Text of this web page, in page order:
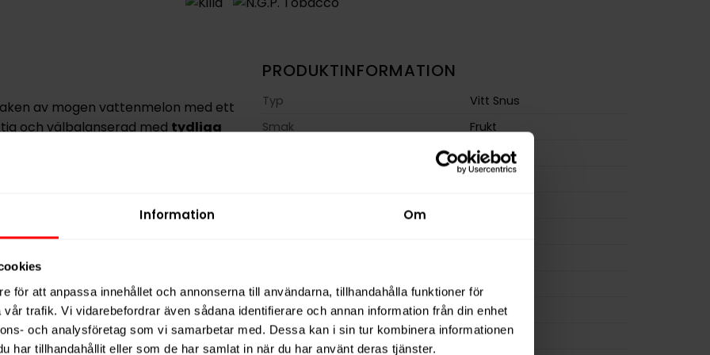
Information Om
för att anpassa innehållet och annonserna till användarna, tillhandahålla funktioner för
trafik. Vi vidarebefordrar även sådana identifierare och annan information från din enhet
och analysföretag som vi samarbetar med. Dessa kan i sin tur kombinera informationen
har tillhandahållit eller som de har samlat in när du har använt deras tjänster.
av mogen vattenmelon med ett
och välbalanserad med tydliga
g nikotin erbjuder Killa Watermelon
20 slim-portioner.
PRODUKTINFORMATION
Typ
Vitt Snus
Smak
Frukt
Slim
Vikt per dosa
14 g
Portioner per dosa
20
Vikt per portion
0,7 g